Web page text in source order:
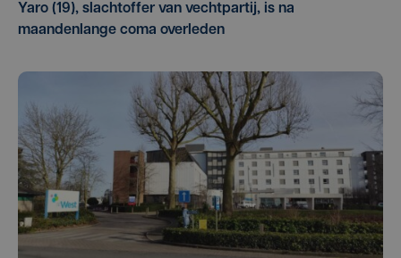
Yaro (19), slachtoffer van vechtpartij, is na
maandenlange coma overleden